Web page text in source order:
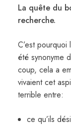
La quête du
recherche.
C’est
été synonyme
coup, cela a
vivaient cet
terrible entre:
ce qu’ils